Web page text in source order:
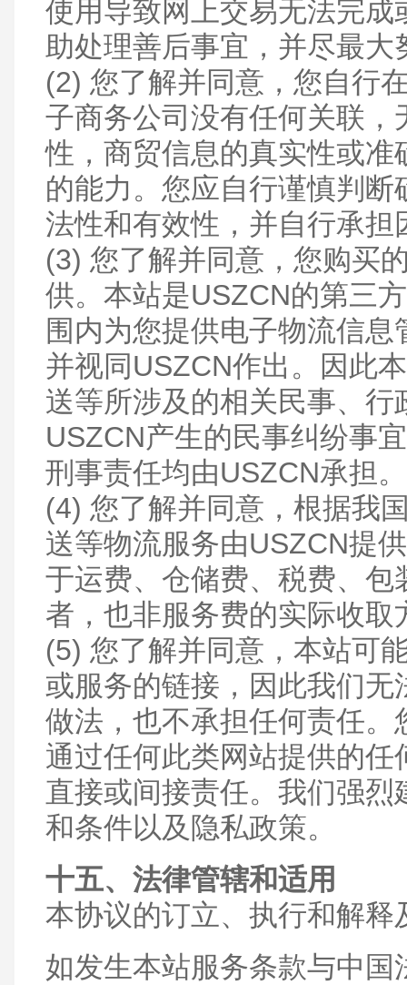
使用导致网上交易无法完
助处理善后事宜，并尽最
(2) 您了解并同意，您自行
子商务公司没有任何关联
性，商贸信息的真实性或
的能力。您应自行谨慎判
法性和有效性，并自行承
(3) 您了解并同意，您购买
供。本站是USZCN的第三
围内为您提供电子物流信
并视同USZCN作出。因此
送等所涉及的相关民事、
USZCN产生的民事纠纷事
刑事责任均由USZCN承担。
(4) 您了解并同意，根据我
送等物流服务由USZCN提
于运费、仓储费、税费、
者，也非服务费的实际收
(5) 您了解并同意，本站可
或服务的链接，因此我们
做法，也不承担任何责任
通过任何此类网站提供的
直接或间接责任。我们强
和条件以及隐私政策。
十五、法律管辖和适用
本协议的订立、执行和解
如发生本站服务条款与中